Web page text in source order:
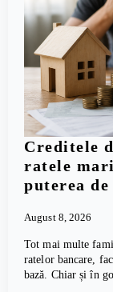
Creditele
ratele
puterea
August 8, 2026
Tot mai multe
ratelor bancare,
bază. Chiar și în